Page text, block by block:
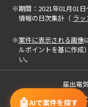
🤖AIで案件を探す
※期間：2021年01月01
情報の日次集計（ ラ
※案件に表示される画像
ルポイントを基に作成
い。
届出電
「中小M&A